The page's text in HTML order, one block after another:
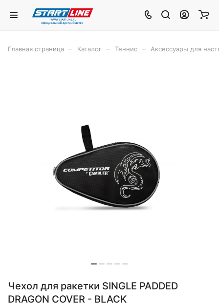
Главная страница Каталог Теннис Аксессуары для
Чехол для ракетки SINGLE PADDED
DRAGON COVER - BLACK